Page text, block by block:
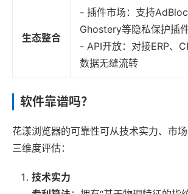
生态整合
- 插件市场：支持
Ghostery等隐私保护插
- API开放：对接ERP、
数据无缝流转
软件靠谱吗？
花漾浏览器的可靠性可从技术实力、市
三维度评估：
技术实力